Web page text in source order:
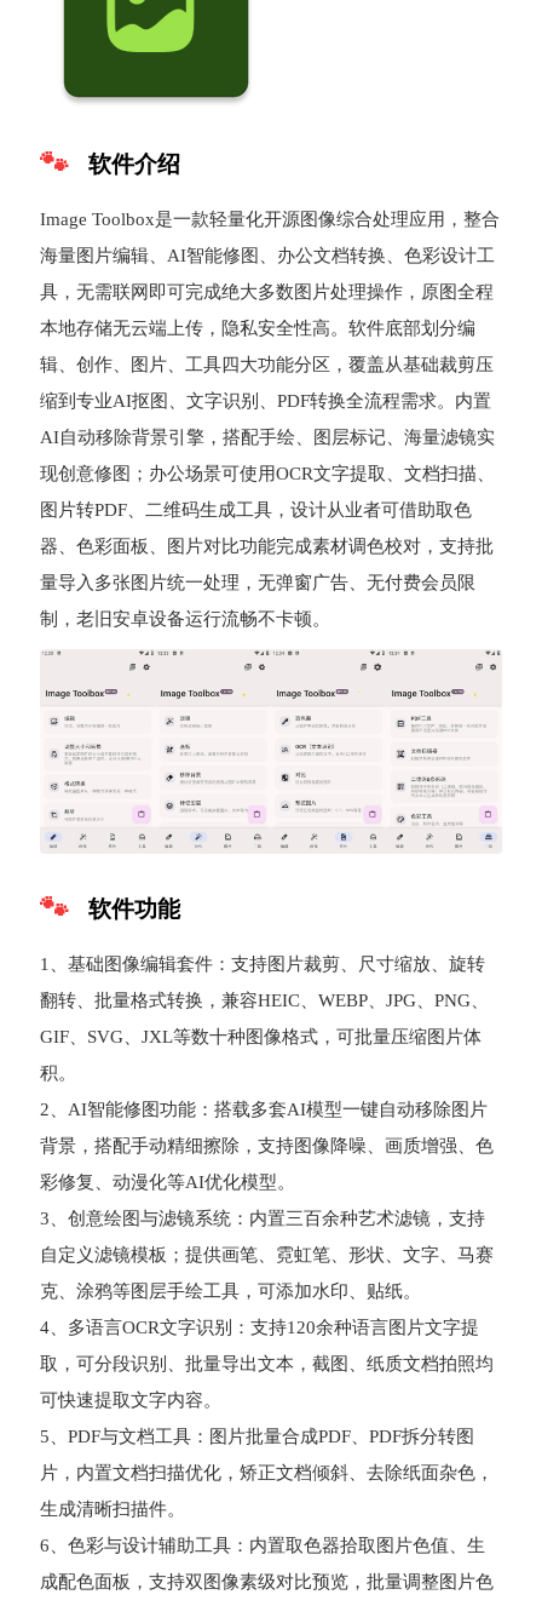
软件介绍
Image Toolbox是一款轻量化开源图像综合处理应用，整合
海量图片编辑、AI智能修图、办公文档转换、色彩设计工
具，无需联网即可完成绝大多数图片处理操作，原图全程
本地存储无云端上传，隐私安全性高。软件底部划分编
辑、创作、图片、工具四大功能分区，覆盖从基础裁剪压
缩到专业AI抠图、文字识别、PDF转换全流程需求。内置
AI自动移除背景引擎，搭配手绘、图层标记、海量滤镜实
现创意修图；办公场景可使用OCR文字提取、文档扫描、
图片转PDF、二维码生成工具，设计从业者可借助取色
器、色彩面板、图片对比功能完成素材调色校对，支持批
量导入多张图片统一处理，无弹窗广告、无付费会员限
制，老旧安卓设备运行流畅不卡顿。
软件功能
1、基础图像编辑套件：支持图片裁剪、尺寸缩放、旋转
翻转、批量格式转换，兼容HEIC、WEBP、JPG、PNG、
GIF、SVG、JXL等数十种图像格式，可批量压缩图片体
积。
2、AI智能修图功能：搭载多套AI模型一键自动移除图片
背景，搭配手动精细擦除，支持图像降噪、画质增强、色
彩修复、动漫化等AI优化模型。
3、创意绘图与滤镜系统：内置三百余种艺术滤镜，支持
自定义滤镜模板；提供画笔、霓虹笔、形状、文字、马赛
克、涂鸦等图层手绘工具，可添加水印、贴纸。
4、多语言OCR文字识别：支持120余种语言图片文字提
取，可分段识别、批量导出文本，截图、纸质文档拍照均
可快速提取文字内容。
5、PDF与文档工具：图片批量合成PDF、PDF拆分转图
片，内置文档扫描优化，矫正文档倾斜、去除纸面杂色，
生成清晰扫描件。
6、色彩与设计辅助工具：内置取色器拾取图片色值、生
成配色面板，支持双图像素级对比预览，批量调整图片色